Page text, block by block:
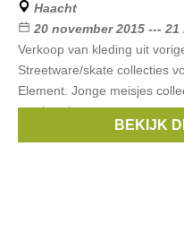
Haacht
20 november 2015 ---
Verkoop van kleding uit
Streetware/skate collecties
Element. Jonge meisjes
van broeken tot
Replay,Only,
BEKIJK